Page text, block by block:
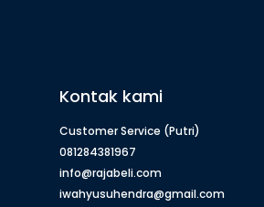
Kontak kami
Customer Service (Putri)
081284381967
info@rajabeli.com
iwahyusuhendra@gmail.com